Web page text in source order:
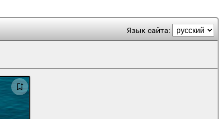
Язык сайта: